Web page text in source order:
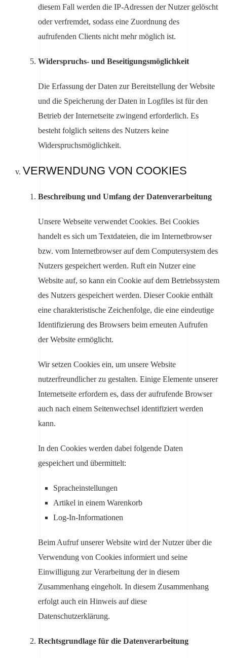
diesem Fall werden die IP-Adressen der Nutzer gelöscht
oder verfremdet, sodass eine Zuordnung des
aufrufenden Clients nicht mehr möglich ist.
Widerspruchs- und Beseitigungsmöglichkeit
Die Erfassung der Daten zur Bereitstellung der Website
und die Speicherung der Daten in Logfiles ist für den
Betrieb der Internetseite zwingend erforderlich. Es
besteht folglich seitens des Nutzers keine
Widerspruchsmöglichkeit.
VERWENDUNG VON COOKIES
Beschreibung und Umfang der Datenverarbeitung
Unsere Webseite verwendet Cookies. Bei Cookies
handelt es sich um Textdateien, die im Internetbrowser
bzw. vom Internetbrowser auf dem Computersystem des
Nutzers gespeichert werden. Ruft ein Nutzer eine
Website auf, so kann ein Cookie auf dem Betriebssystem
des Nutzers gespeichert werden. Dieser Cookie enthält
eine charakteristische Zeichenfolge, die eine eindeutige
Identifizierung des Browsers beim erneuten Aufrufen
der Website ermöglicht.
Wir setzen Cookies ein, um unsere Website
nutzerfreundlicher zu gestalten. Einige Elemente unserer
Internetseite erfordern es, dass der aufrufende Browser
auch nach einem Seitenwechsel identifiziert werden
kann.
In den Cookies werden dabei folgende Daten
gespeichert und übermittelt:
Spracheinstellungen
Artikel in einem Warenkorb
Log-In-Informationen
Beim Aufruf unserer Website wird der Nutzer über die
Verwendung von Cookies informiert und seine
Einwilligung zur Verarbeitung der in diesem
Zusammenhang eingeholt. In diesem Zusammenhang
erfolgt auch ein Hinweis auf diese
Datenschutzerklärung.
Rechtsgrundlage für die Datenverarbeitung